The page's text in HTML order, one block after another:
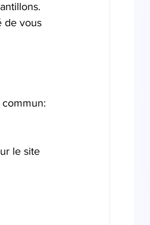
de vous
le site